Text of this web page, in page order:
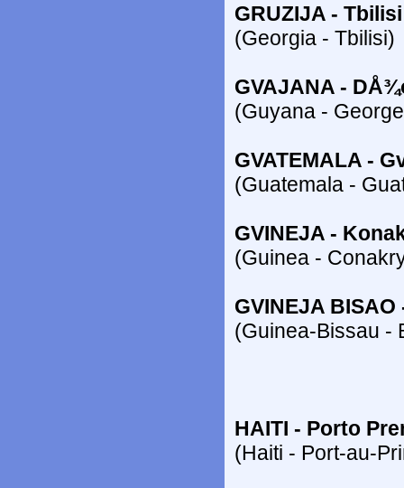
GRUZIJA - Tbilisi
(Georgia - Tbilisi)
GVAJANA -
(Guyana -
GVATEMALA -
(Guatemala -
GVINEJA -
(Guinea -
GVINEJA BISAO
(Guinea-Bissau -
HAITI - Porto
(Haiti - Port-au-